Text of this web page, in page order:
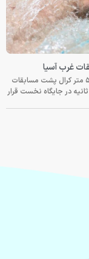
هومر عباسی، شناگر تیم ملی ایران، در دور مقدماتی ماده ۵۰ متر کرال پشت مسابقات